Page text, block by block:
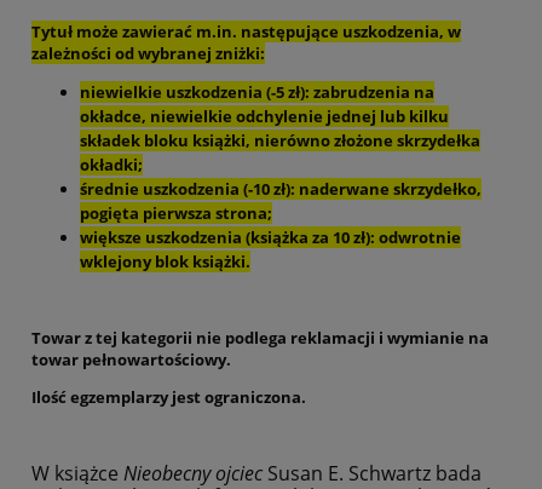
Tytuł może zawierać m.in. następujące uszkodzenia, w
zależności od wybranej zniżki:
niewielkie uszkodzenia (-5 zł): zabrudzenia na
okładce, niewielkie odchylenie jednej lub kilku
składek bloku książki, nierówno złożone skrzydełka
okładki;
średnie uszkodzenia (-10 zł): naderwane skrzydełko,
pogięta pierwsza strona;
większe uszkodzenia (książka za 10 zł): odwrotnie
wklejony blok książki.
Towar z tej kategorii nie podlega reklamacji i wymianie na
towar pełnowartościowy.
Ilość egzemplarzy jest ograniczona.
W książce Nieobecny ojciec Susan E. Schwartz bada